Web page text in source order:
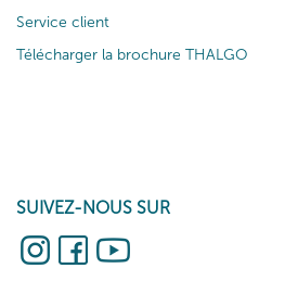
Service client
Télécharger la brochure THALGO
SUIVEZ-NOUS SUR